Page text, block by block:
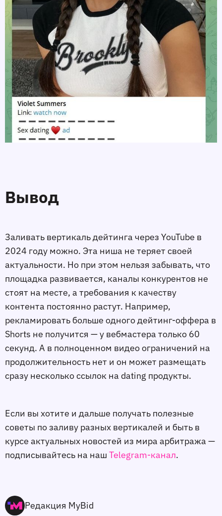
Вывод
Заливать вертикаль дейтинга через YouTube в
2024 году можно. Эта ниша не теряет своей
актуальности. Но при этом нельзя забывать, что
площадка развивается, каналы конкурентов не
стоят на месте, а требования к качеству
контента постоянно растут. Например,
рекламировать больше одного дейтинг-оффера в
Shorts не получится — у вебмастера только 60
секунд. А в полноценном видео ограничений на
продолжительность нет и он может размещать
сразу несколько ссылок на dating продукты.
Если вы хотите и дальше получать полезные
советы по заливу разных вертикалей и быть в
курсе актуальных новостей из мира арбитража —
подписывайтесь на наш Telegram-канал.
Редакция MyBid